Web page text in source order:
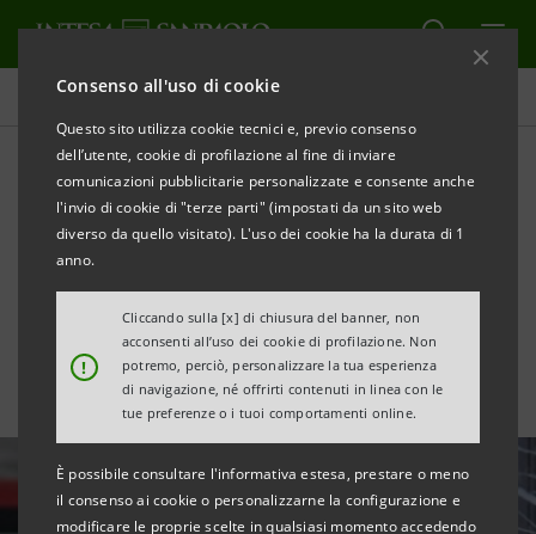
Consenso all'uso di cookie
Questo sito utilizza cookie tecnici e, previo consenso
dell’utente, cookie di profilazione al fine di inviare
comunicazioni pubblicitarie personalizzate e consente anche
l'invio di cookie di "terze parti" (impostati da un sito web
diverso da quello visitato). L'uso dei cookie ha la durata di 1
anno.
!
Cliccando sulla [x] di chiusura del banner, non
acconsenti all’uso dei cookie di profilazione. Non
potremo, perciò, personalizzare la tua esperienza
di navigazione, né offrirti contenuti in linea con le
tue preferenze o i tuoi comportamenti online.
È possibile consultare l'informativa estesa, prestare o meno
il consenso ai cookie o personalizzarne la configurazione e
modificare le proprie scelte in qualsiasi momento accedendo
Tutte le news
Ricessione crediti fiscali dei
Bonus edilizi: accordo con
Piva Group per €29mln